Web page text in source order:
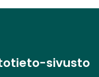
sivusto